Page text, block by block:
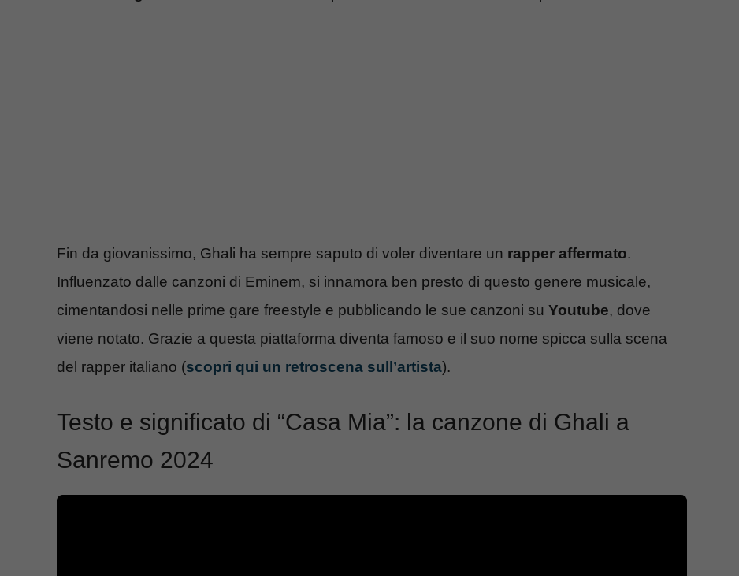
Fin da giovanissimo, Ghali ha sempre saputo di voler diventare un rapper affermato.
Influenzato dalle canzoni di Eminem, si innamora ben presto di questo genere musicale,
cimentandosi nelle prime gare freestyle e pubblicando le sue canzoni su Youtube, dove
viene notato. Grazie a questa piattaforma diventa famoso e il suo nome spicca sulla scena
del rapper italiano (scopri qui un retroscena sull’artista).
Testo e significato di “Casa Mia”: la canzone di Ghali a
Sanremo 2024